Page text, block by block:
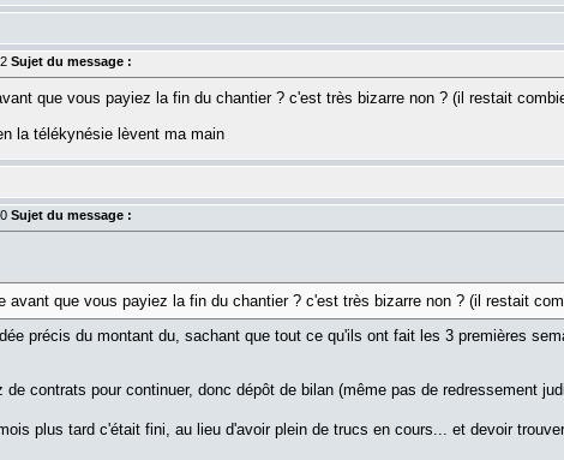
Sujet du message :
que vous payiez la fin du chantier ? c'est très bizarre non ? (il restait
la télékynésie lèvent ma main
Sujet du message :
avant que vous payiez la fin du chantier ? c'est très bizarre non ? (il restait
précis du montant du, sachant que tout ce qu'ils ont fait les 3 premières
de contrats pour continuer, donc dépôt de bilan (même pas de redressement
plus tard c'était fini, au lieu d'avoir plein de trucs en cours... et devoir